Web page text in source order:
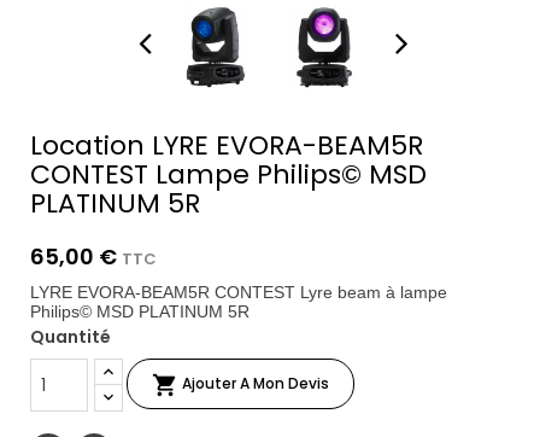
Location LYRE EVORA-BEAM5R
CONTEST Lampe Philips© MSD
PLATINUM 5R
65,00 € TTC
LYRE EVORA-BEAM5R CONTEST Lyre beam à lampe
Philips© MSD PLATINUM 5R
Quantité
 Ajouter A Mon Devis